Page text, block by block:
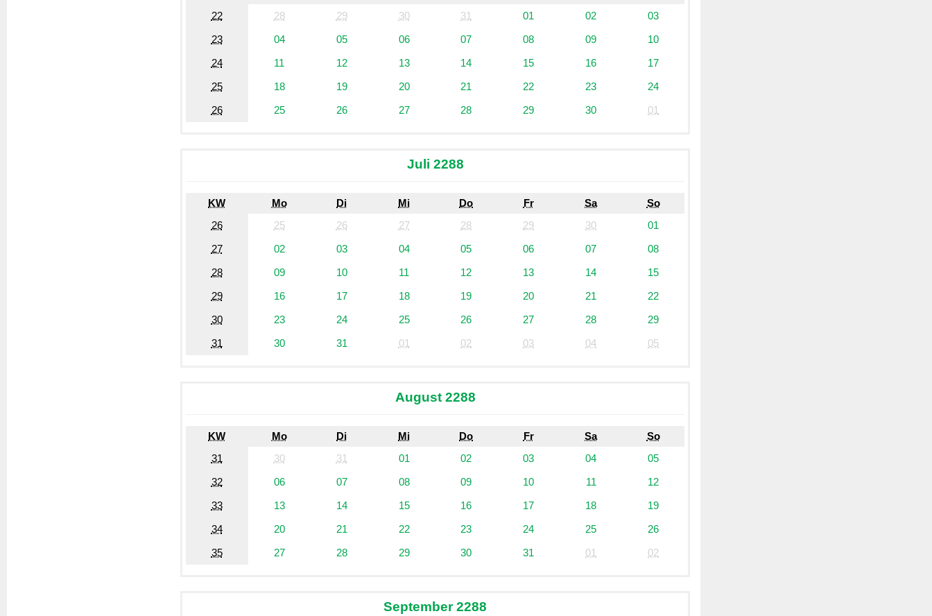
22
28 29 30 31 01 02
03
23
04 05 06 07 08 09
10
24
11 12 13 14 15 16
17
25
18 19 20 21 22 23
24
26
25 26 27 28 29 30 01
Juli 2288
KW Mo Di Mi Do Fr Sa
So
26
25 26 27 28 29 30
01
27
02 03 04 05 06 07
08
28
09 10 11 12 13 14
15
29
16 17 18 19 20 21
22
30
23 24 25 26 27 28
29
31
30 31 01 02 03 04 05
August 2288
KW Mo Di Mi Do Fr Sa
So
31
30 31 01 02 03 04
05
32
06 07 08 09 10 11
12
33
13 14 15 16 17 18
19
34
20 21 22 23 24 25
26
35
27 28 29 30 31 01 02
September 2288